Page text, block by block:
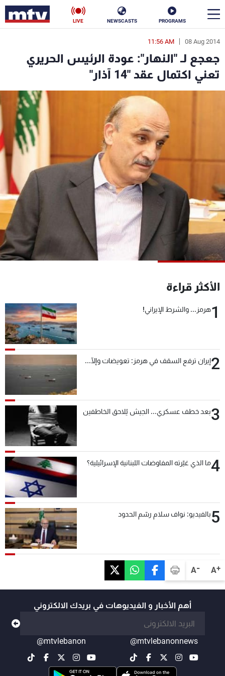
PROGRAMS
NEWSCASTS
LIVE
A+
A-
08 Aug 2014
11:56 AM
جعجع لـ "النهار": عودة الرئيس الحريري
تعني اكتمال عقد "14 آذار"
الأكثر قراءة
1هرمز... والشرط الإيراني!
2إيران ترفع السقف في هرمز: تعويضات وإلّا...
3بعد خطف عسكري... الجيش يُلاحق الخاطفين
4ما الذي غيّرته المفاوضات اللبنانية الإسرائيلية؟
5بالفيديو: نواف سلام رسّم الحدود
أهم الأخبار و الفيديوهات في بريدك الالكتروني
@mtvlebanonnews
@mtvlebanon
en
الأخبار
سياسة ناس
فن
رياضة
كأس العالم
البرامج
جدول البرامج
شاهد البرامج
الترددات
عن MTV
الإنـتـاج
شروط الإسـتخدام
سياسة الخصوصية